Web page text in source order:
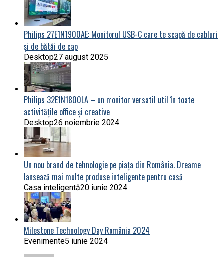
Philips 27E1N1900AE: Monitorul USB-C care te scapă de cabluri
și de bătăi de cap
Desktop27 august 2025
Philips 32E1N1800LA – un monitor versatil util în toate
activitățile office și creative
Desktop26 noiembrie 2024
Un nou brand de tehnologie pe piața din România. Dreame
lansează mai multe produse inteligente pentru casă
Casa inteligentă20 iunie 2024
Milestone Technology Day România 2024
Evenimente5 iunie 2024